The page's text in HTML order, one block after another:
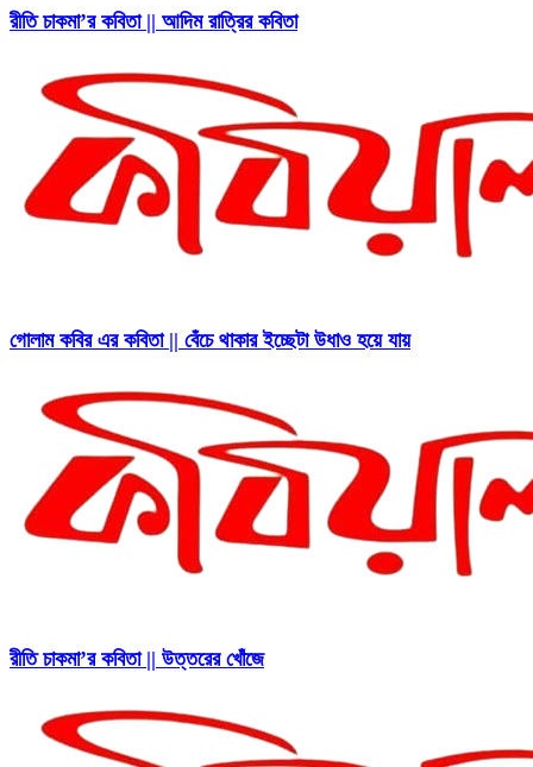
রীতি চাকমা’র কবিতা || আদিম রাত্রির কবিতা
গোলাম কবির এর কবিতা || বেঁচে থাকার ইচ্ছেটা উধাও হয়ে যায়
রীতি চাকমা’র কবিতা || উত্তরের খোঁজে